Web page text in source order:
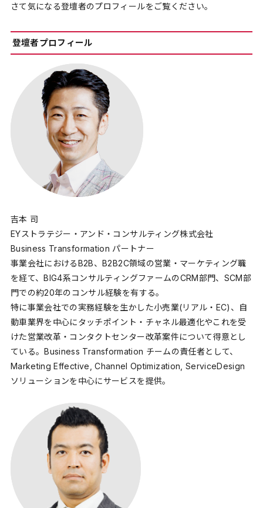
さて気になる登壇者のプロフィールをご覧ください。
登壇者プロフィール
吉本 司
EYストラテジー・アンド・コンサルティング株式会社
Business Transformation パートナー
事業会社におけるB2B、B2B2C領域の営業・マーケティング職
を経て、BIG4系コンサルティングファームのCRM部門、SCM部
門での約20年のコンサル経験を有する。
特に事業会社での実務経験を生かした小売業(リアル・EC)、自
動車業界を中心にタッチポイント・チャネル最適化やこれを受
けた営業改革・コンタクトセンター改革案件について得意とし
ている。Business Transformation チームの責任者として、
Marketing Effective, Channel Optimization, ServiceDesign
ソリューションを中心にサービスを提供。